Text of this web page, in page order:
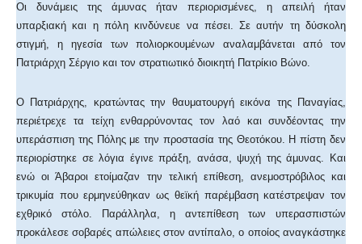
Οι δυνάμεις της άμυνας ήταν περιορισμένες, η απειλή ήταν
υπαρξιακή και η πόλη κινδύνευε να πέσει. Σε αυτήν τη δύσκολη
στιγμή, η ηγεσία των πολιορκουμένων αναλαμβάνεται από τον
Πατριάρχη Σέργιο και τον στρατιωτικό διοικητή Πατρίκιο Βώνο.
Ο Πατριάρχης, κρατώντας την θαυματουργή εικόνα της Παναγίας,
περιέτρεχε τα τείχη ενθαρρύνοντας τον λαό και συνδέοντας την
υπεράσπιση της Πόλης με την προστασία της Θεοτόκου. Η πίστη δεν
περιορίστηκε σε λόγια έγινε πράξη, ανάσα, ψυχή της άμυνας. Και
ενώ οι Άβαροι ετοίμαζαν την τελική επίθεση, ανεμοστρόβιλος και
τρικυμία που ερμηνεύθηκαν ως θεϊκή παρέμβαση κατέστρεψαν τον
εχθρικό στόλο. Παράλληλα, η αντεπίθεση των υπερασπιστών
προκάλεσε σοβαρές απώλειες στον αντίπαλο, ο οποίος αναγκάστηκε